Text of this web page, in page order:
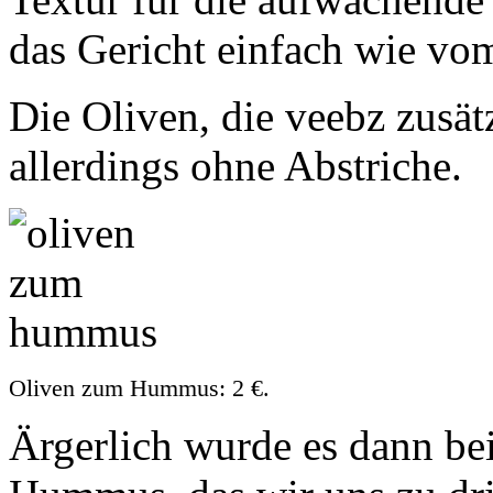
das Gericht einfach wie
Die Oliven, die veebz
allerdings ohne Abstriche.
Oliven zum Hummus: 2 €.
Ärgerlich wurde es dann